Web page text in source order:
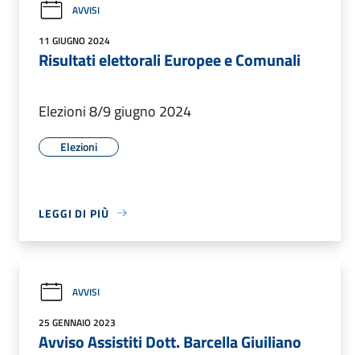
AVVISI
11 GIUGNO 2024
Risultati elettorali Europee e Comunali
Elezioni 8/9 giugno 2024
Elezioni
LEGGI DI PIÙ
AVVISI
25 GENNAIO 2023
Avviso Assistiti Dott. Barcella Giuiliano